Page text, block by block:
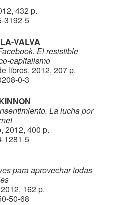
432 p.
3192-5
VALVA
El resistible
capitalismo
libros, 2012, 207 p.
0-3
La lucha por
2012, 400 p.
1281-5
para aprovechar todas
162 p.
50-68